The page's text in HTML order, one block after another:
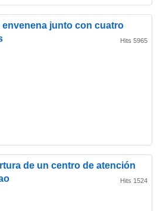
envenena junto con cuatro
Hits 5965
de un centro de atención
Hits 1524